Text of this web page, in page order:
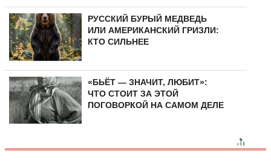
РУССКИЙ БУРЫЙ МЕДВЕДЬ
ИЛИ АМЕРИКАНСКИЙ ГРИЗЛИ:
КТО СИЛЬНЕЕ
«БЬЁТ — ЗНАЧИТ, ЛЮБИТ»:
ЧТО СТОИТ ЗА ЭТОЙ
ПОГОВОРКОЙ НА САМОМ ДЕЛЕ